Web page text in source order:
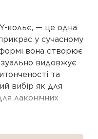
кольє, — це одна
у сучасному
вона створює
видовжує
та
вибір як для
лаконічних
прикрас —